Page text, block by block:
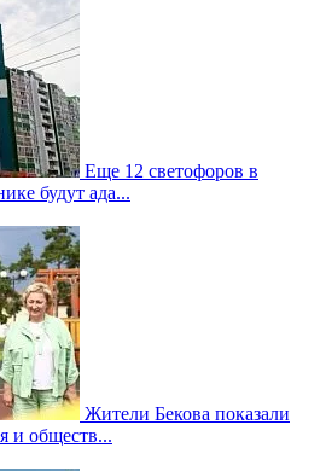
Еще 12 светофоров в
будут ада...
Жители Бекова показали
и обществ...